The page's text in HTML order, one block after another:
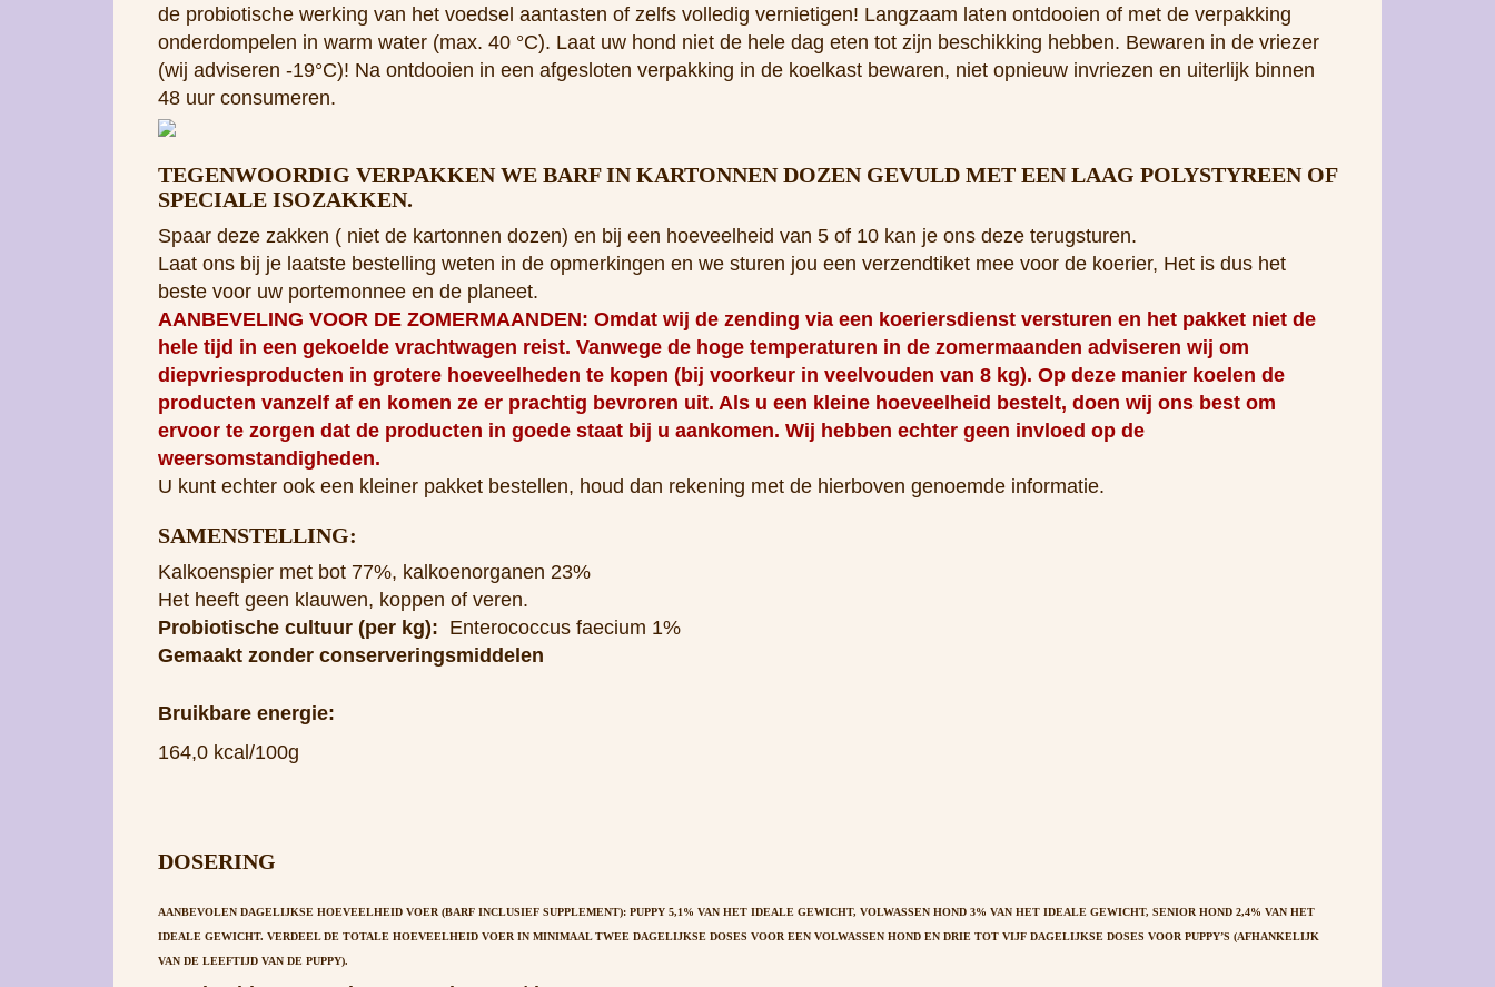
TEGENWOORDIG VERPAKKEN WE BARF IN KARTONNEN DOZEN GEVULD MET EEN LAAG POLYSTYREEN OF
SPECIALE ISOZAKKEN.
Spaar deze zakken ( niet de kartonnen dozen) en bij een hoeveelheid van 5 of 10 kan je ons deze terugsturen.
Laat ons bij je laatste bestelling weten in de opmerkingen en we sturen jou een verzendtiket mee voor de koerier, Het is dus het
AANBEVELING VOOR DE ZOMERMAANDEN: Omdat wij de zending via een koeriersdienst versturen en het pakket niet de
hele tijd in een gekoelde vrachtwagen reist. Vanwege de hoge temperaturen in de zomermaanden adviseren wij om
diepvriesproducten in grotere hoeveelheden te kopen (bij voorkeur in veelvouden van 8 kg). Op deze manier koelen de
producten vanzelf af en komen ze er prachtig bevroren uit. Als u een kleine hoeveelheid bestelt, doen wij ons best om
ervoor te zorgen dat de producten in goede staat bij u aankomen. Wij hebben echter geen invloed op de
weersomstandigheden.
U kunt echter ook een kleiner pakket bestellen, houd dan rekening met de hierboven genoemde informatie.
SAMENSTELLING:
Kalkoenspier met bot 77%, kalkoenorganen 23%
Het heeft geen klauwen, koppen of veren.
Probiotische cultuur (per kg):Enterococcus faecium 1%
Bruikbare energie:
164,0 kcal/100g
DOSERING
Voorbeeld van totaal rantsoen in gram/dag:
Hoeveelheid voerrantsoen
Gewicht van de hond (in kg)